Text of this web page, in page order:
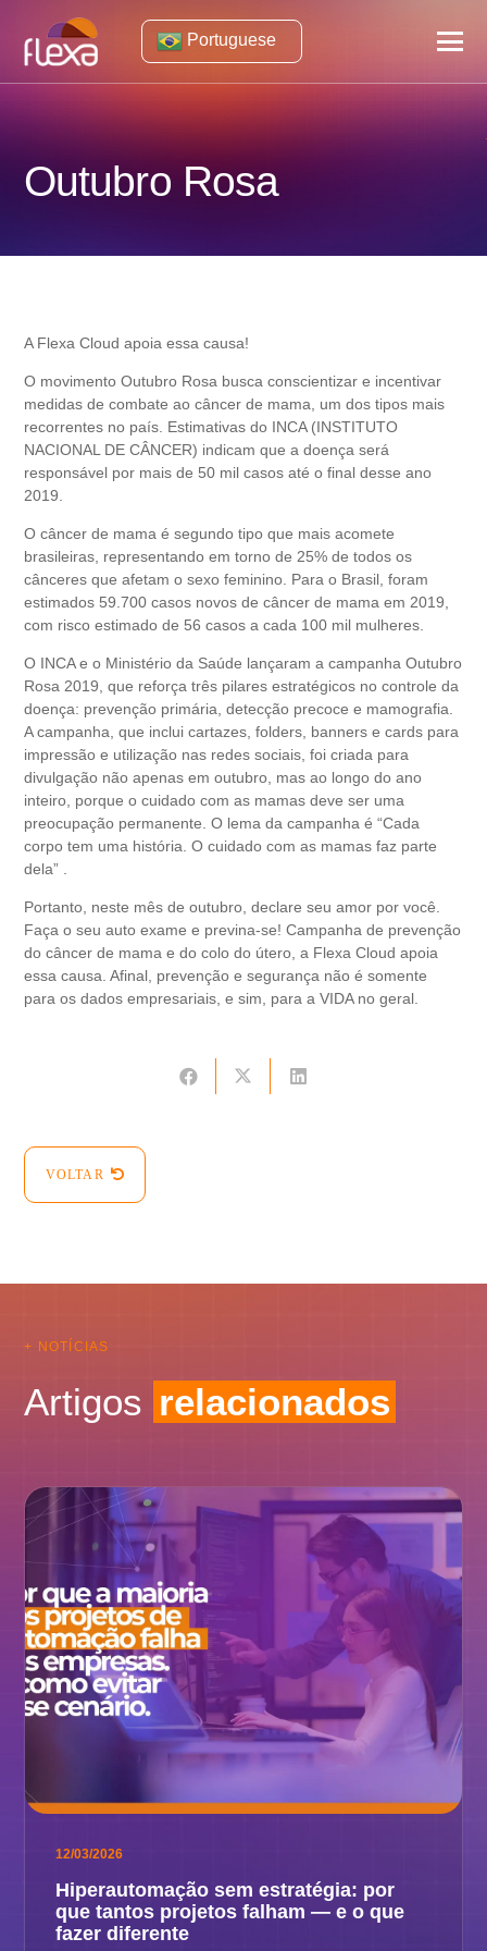
Portuguese
Outubro Rosa
A Flexa Cloud apoia essa causa!
O movimento Outubro Rosa busca conscientizar e incentivar
medidas de combate ao câncer de mama, um dos tipos mais
recorrentes no país. Estimativas do INCA (INSTITUTO
NACIONAL DE CÂNCER) indicam que a doença será
responsável por mais de 50 mil casos até o final desse ano
2019.
O câncer de mama é segundo tipo que mais acomete
brasileiras, representando em torno de 25% de todos os
cânceres que afetam o sexo feminino. Para o Brasil, foram
estimados 59.700 casos novos de câncer de mama em 2019,
com risco estimado de 56 casos a cada 100 mil mulheres.
O INCA e o Ministério da Saúde lançaram a campanha Outubro
Rosa 2019, que reforça três pilares estratégicos no controle da
doença: prevenção primária, detecção precoce e mamografia.
A campanha, que inclui cartazes, folders, banners e cards para
impressão e utilização nas redes sociais, foi criada para
divulgação não apenas em outubro, mas ao longo do ano
inteiro, porque o cuidado com as mamas deve ser uma
preocupação permanente. O lema da campanha é “Cada
corpo tem uma história. O cuidado com as mamas faz parte
dela” .
Portanto, neste mês de outubro, declare seu amor por você.
Faça o seu auto exame e previna-se! Campanha de prevenção
do câncer de mama e do colo do útero, a Flexa Cloud apoia
essa causa. Afinal, prevenção e segurança não é somente
para os dados empresariais, e sim, para a VIDA no geral.
VOLTAR
+ NOTÍCIAS
Artigos relacionados
12/03/2026
Hiperautomação sem estratégia: por
que tantos projetos falham — e o que
fazer diferente